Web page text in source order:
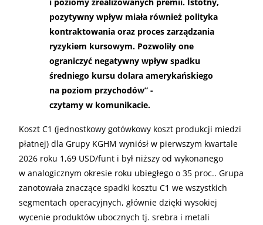
pozytywny wpływ miała również polityka
kontraktowania oraz proces zarządzania
ryzykiem kursowym. Pozwoliły one
ograniczyć negatywny wpływ spadku
średniego kursu dolara amerykańskiego
na poziom przychodów” -
czytamy w komunikacie.
Koszt C1 (jednostkowy gotówkowy koszt produkcji miedzi
płatnej) dla Grupy KGHM wyniósł w pierwszym kwartale
2026 roku 1,69 USD/funt i był niższy od wykonanego
w analogicznym okresie roku ubiegłego o 35 proc.. Grupa
zanotowała znaczące spadki kosztu C1 we wszystkich
segmentach operacyjnych, głównie dzięki wysokiej
wycenie produktów ubocznych tj. srebra i metali